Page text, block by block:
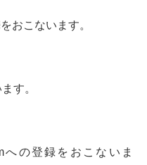
おこないます。
す。
への登録をおこないま